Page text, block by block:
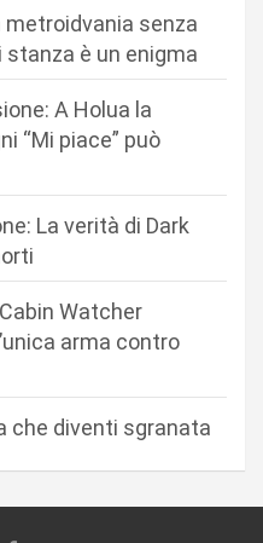
metroidvania senza
è un enigma
A Holua la
“Mi piace” può
La verità di Dark
Watcher
arma contro
che diventi sgranata